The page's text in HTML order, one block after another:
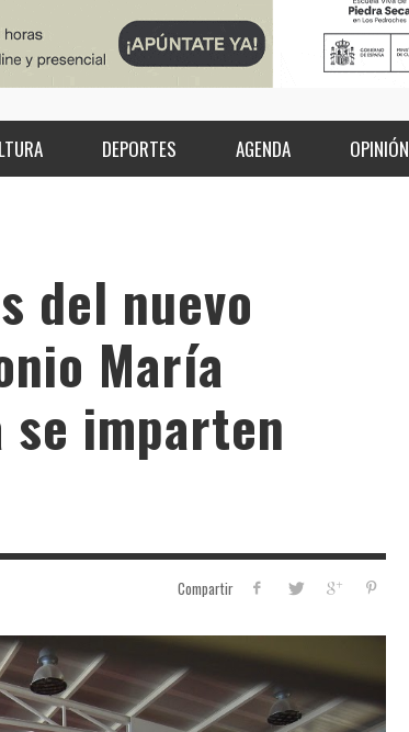
DEPORTES AGENDA OPINIÓN
del nuevo
María
se imparten
Compartir